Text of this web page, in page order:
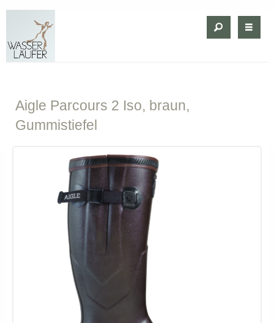
Aigle Parcours 2 Iso, braun,
Gummistiefel